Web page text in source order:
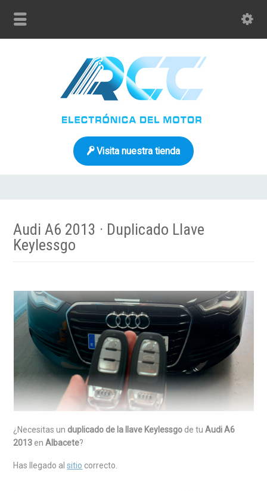
Visita nuestra tienda
Audi A6 2013 · Duplicado Llave
Keylessgo
¿Necesitas un duplicado de la llave Keylessgo de tuAudi A6
2013 enAlbacete?
Has llegado alsitio correcto.